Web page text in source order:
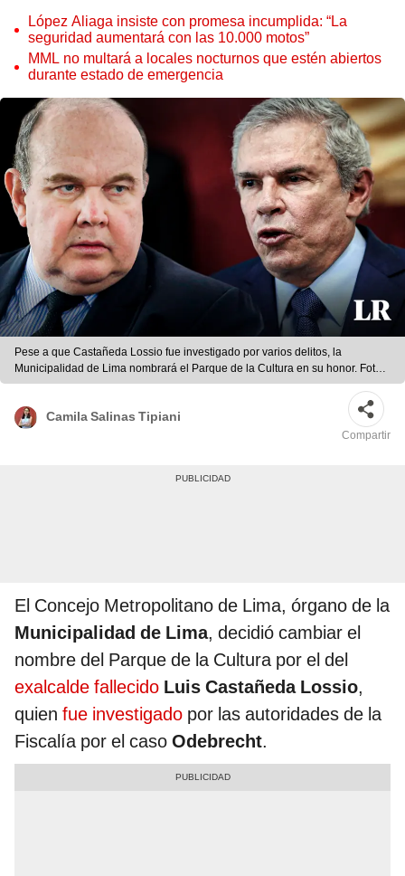
López Aliaga insiste con promesa incumplida: “La
seguridad aumentará con las 10.000 motos”
MML no multará a locales nocturnos que estén abiertos
durante estado de emergencia
Pese a que Castañeda Lossio fue investigado por varios delitos, la
Municipalidad de Lima nombrará el Parque de la Cultura en su honor. Foto:
composición de Jazmin Ceras/LR
Camila Salinas Tipiani
Compartir
El Concejo Metropolitano de Lima, órgano de la
Municipalidad de Lima, decidió cambiar el
nombre del Parque de la Cultura por el del
exalcalde fallecido Luis Castañeda Lossio,
quien fue investigado por las autoridades de la
Fiscalía por el caso Odebrecht.